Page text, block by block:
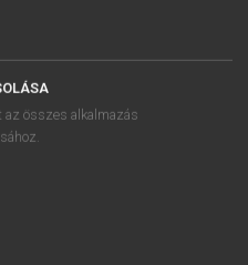
BŐVÍTMÉNY
az összes alkalmazás